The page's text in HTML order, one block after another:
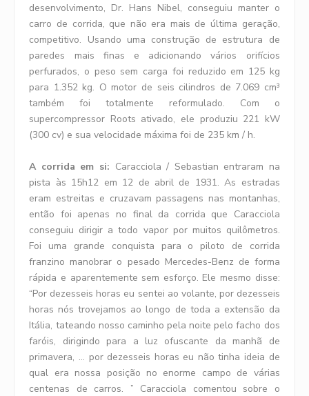
desenvolvimento, Dr. Hans Nibel, conseguiu manter o
carro de corrida, que não era mais de última geração,
competitivo. Usando uma construção de estrutura de
paredes mais finas e adicionando vários orifícios
perfurados, o peso sem carga foi reduzido em 125 kg
para 1.352 kg. O motor de seis cilindros de 7.069 cm³
também foi totalmente reformulado. Com o
supercompressor Roots ativado, ele produziu 221 kW
(300 cv) e sua velocidade máxima foi de 235 km / h.
A corrida em si: Caracciola / Sebastian entraram na
pista às 15h12 em 12 de abril de 1931. As estradas
eram estreitas e cruzavam passagens nas montanhas,
então foi apenas no final da corrida que Caracciola
conseguiu dirigir a todo vapor por muitos quilômetros.
Foi uma grande conquista para o piloto de corrida
franzino manobrar o pesado Mercedes-Benz de forma
rápida e aparentemente sem esforço. Ele mesmo disse:
“Por dezesseis horas eu sentei ao volante, por dezesseis
horas nós trovejamos ao longo de toda a extensão da
Itália, tateando nosso caminho pela noite pelo facho dos
faróis, dirigindo para a luz ofuscante da manhã de
primavera, … por dezesseis horas eu não tinha ideia de
qual era nossa posição no enorme campo de várias
centenas de carros. ” Caracciola comentou sobre o